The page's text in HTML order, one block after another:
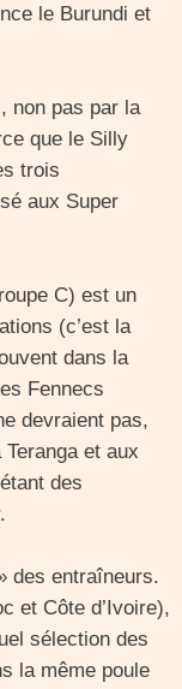
le Burundi et
non pas par la
que le Silly
trois
aux Super
C) est un
(c’est la
dans la
Fennecs
devraient pas,
et aux
des
des entraîneurs.
et Côte d’Ivoire),
sélection des
la même poule